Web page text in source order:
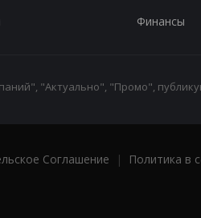
Финансы
"Актуально", "Промо",
Соглашение |
Политика в